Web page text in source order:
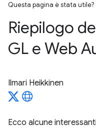
Questa pagina è stata utile?
Riepilogo
GL e Web
Ilmari Heikkinen
Ecco alcune